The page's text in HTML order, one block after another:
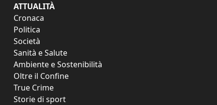
ATTUALITÀ
Cronaca
Politica
Società
Sanità e Salute
Ambiente e Sostenibilità
Oltre il Confine
True Crime
Storie di sport